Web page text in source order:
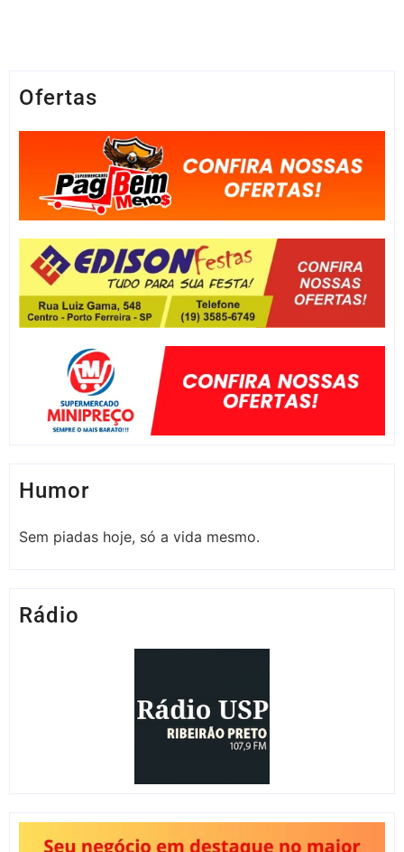
Ofertas
Humor
Sem piadas hoje, só a vida mesmo.
Rádio